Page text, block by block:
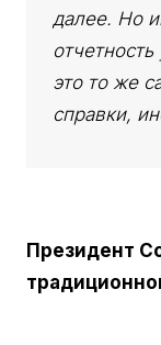
далее. Но
это то же
справки,
Президент